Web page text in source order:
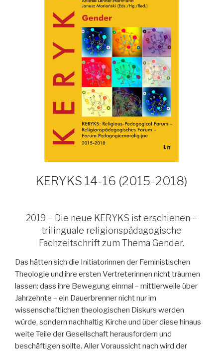
KERYKS 14-16 (2015-2018)
2019 – Die neue KERYKS ist erschienen –
trilinguale religionspädagogische
Fachzeitschrift zum Thema Gender.
Das hätten sich die Initiatorinnen der Feministischen
Theologie und ihre ersten Vertreterinnen nicht träumen
lassen: dass ihre Bewegung einmal – mittlerweile über
Jahrzehnte – ein Dauerbrenner nicht nur im
wissenschaftlichen theologischen Diskurs werden
würde, sondern nachhaltig Kirche und über diese hinaus
weite Teile der Gesellschaft herausfordern und
beschäftigen sollte. Aller Voraussicht nach wird der